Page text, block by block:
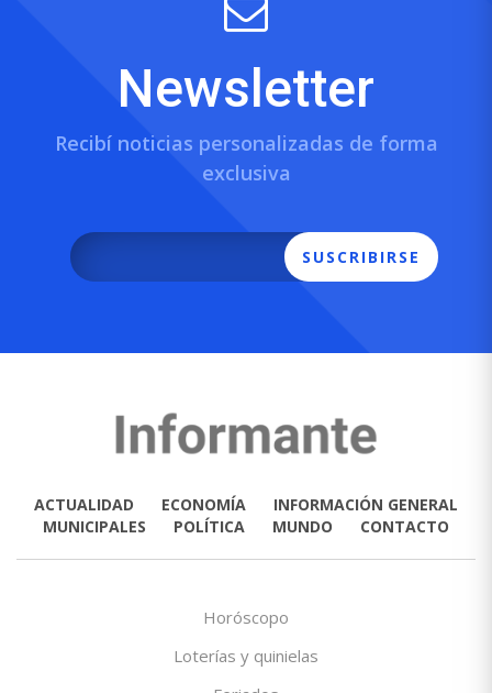
Newsletter
Recibí noticias personalizadas de forma
exclusiva
SUSCRIBIRSE
ACTUALIDAD ECONOMÍA
INFORMACIÓN GENERAL
MUNICIPALES
POLÍTICA MUNDO CONTACTO
Horóscopo
Loterías y quinielas